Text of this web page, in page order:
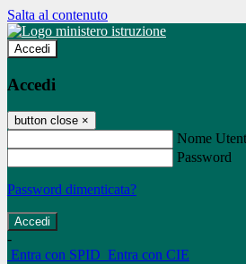
Salta al contenuto
Accedi
Accedi
button close ×
Nome
Password
Password dimenticata?
-
Entra con SPID Entra con CIE